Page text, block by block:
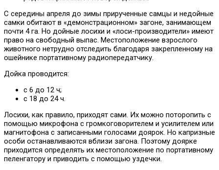
С середины апреля до зимы прирученные самцы и недойные
самки обитают в «демонстрационном» загоне, занимающем
почти 4 га. Но дойные лосихи и «лоси-производители» имеют
право на свободный выпас. Местоположение взрослого
животного нетрудно отследить благодаря закрепленному на
ошейнике портативному радиопередатчику.
Дойка проводится:
с 6 до 12 ч;
с 18 до 24 ч.
Лосихи, как правило, приходят сами. Их можно поторопить с
помощью микрофона с громкоговорителем и усилителем или
магнитофона с записанными голосами доярок. Но капризные
особи останавливаются вблизи загона. Поэтому доярке
приходится определять их местоположение по портативному
пеленгатору и приводить с помощью уздечки.